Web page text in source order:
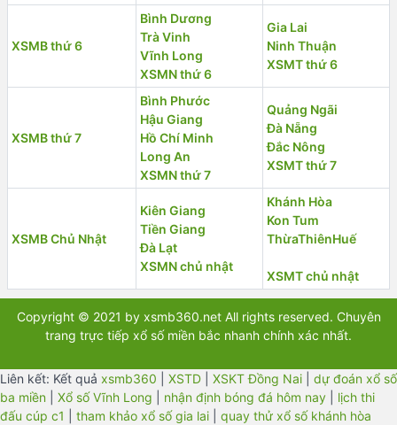
XSMB thứ 6
Bình Dương
Trà Vinh
Vĩnh Long
XSMN thứ 6
Gia Lai
Ninh Thuận
XSMT thứ 6
XSMB thứ 7
Bình Phước
Hậu Giang
Hồ Chí Minh
Long An
XSMN thứ 7
Quảng Ngãi
Đà Nẵng
Đắc Nông
XSMT thứ 7
XSMB Chủ Nhật
Kiên Giang
Tiền Giang
Đà Lạt
XSMN chủ nhật
Khánh Hòa
Kon Tum
ThừaThiênHuế
XSMT chủ nhật
Copyright © 2021 by xsmb360.net All rights reserved. Chuyên
trang trực tiếp xổ số miền bắc nhanh chính xác nhất.
Liên kết: Kết quả xsmb360 XSTD XSKT Đồng Nai
dự đoán xổ số
ba miền
Xổ số Vĩnh Long nhận định bóng đá hôm nay
lịch thi
đấu cúp c1
tham khảo xổ số gia lai quay thử xổ số khánh hòa